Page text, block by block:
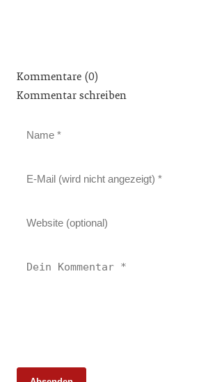
Kommentare (0)
Kommentar schreiben